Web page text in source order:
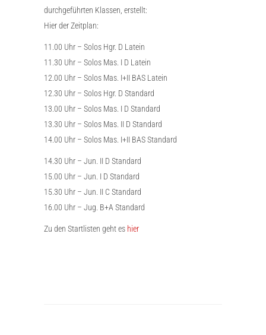
durchgeführten Klassen, erstellt:
Hier der Zeitplan:
11.00 Uhr – Solos Hgr. D Latein
11.30 Uhr – Solos Mas. I D Latein
12.00 Uhr – Solos Mas. I+II BAS Latein
12.30 Uhr – Solos Hgr. D Standard
13.00 Uhr – Solos Mas. I D Standard
13.30 Uhr – Solos Mas. II D Standard
14.00 Uhr – Solos Mas. I+II BAS Standard
14.30 Uhr – Jun. II D Standard
15.00 Uhr – Jun. I D Standard
15.30 Uhr – Jun. II C Standard
16.00 Uhr – Jug. B+A Standard
Zu den Startlisten geht es hier